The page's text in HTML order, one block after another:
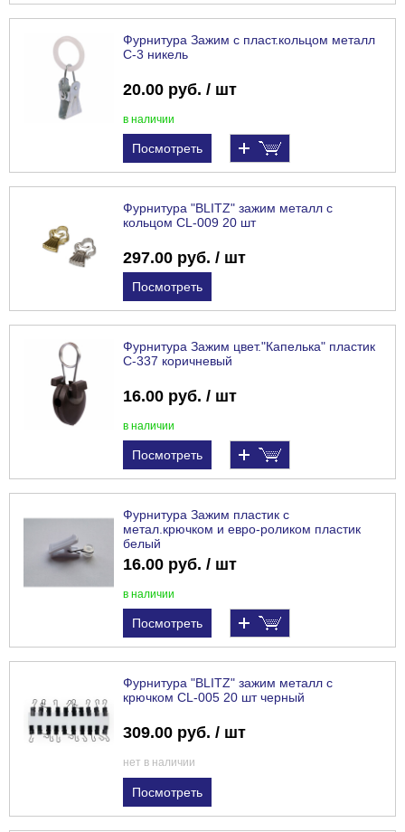
Фурнитура Зажим с пласт.кольцом металл
С-3 никель
20.00 руб. / шт
в наличии
Посмотреть
Фурнитура "BLITZ" зажим металл с
кольцом CL-009 20 шт
297.00 руб. / шт
Посмотреть
Фурнитура Зажим цвет."Капелька" пластик
С-337 коричневый
16.00 руб. / шт
в наличии
Посмотреть
Фурнитура Зажим пластик с
метал.крючком и евро-роликом пластик
белый
16.00 руб. / шт
в наличии
Посмотреть
Фурнитура "BLITZ" зажим металл с
крючком CL-005 20 шт черный
309.00 руб. / шт
нет в наличии
Посмотреть